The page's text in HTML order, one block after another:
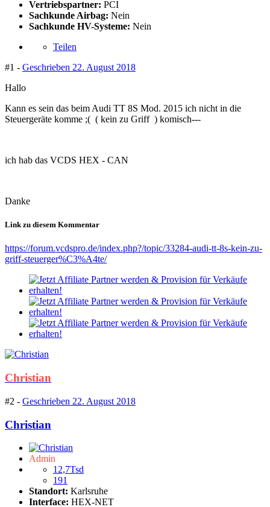
Vertriebspartner: PCI
Sachkunde Airbag: Nein
Sachkunde HV-Systeme: Nein
Teilen
#1 - Geschrieben 22. August 2018
Hallo
Kann es sein das beim Audi TT 8S Mod. 2015 ich nicht in die
Steuergeräte komme ;( ( kein zu Griff ) komisch---
ich hab das VCDS HEX - CAN
Danke
Link zu diesem Kommentar
https://forum.vcdspro.de/index.php?/topic/33284-audi-tt-8s-kein-zu-
griff-steuerger%C3%A4te/
Christian
#2 - Geschrieben 22. August 2018
Christian
Admin
12,7Tsd
191
Standort: Karlsruhe
Interface: HEX-NET